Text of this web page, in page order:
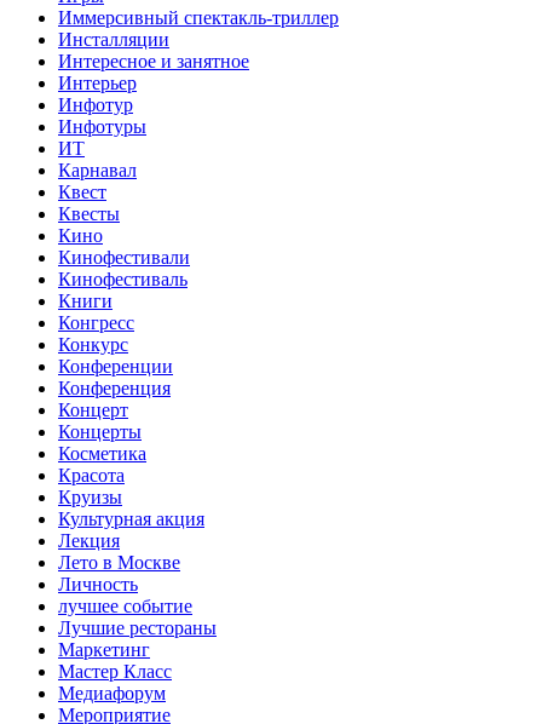
Иммерсивный спектакль-триллер
Инсталляции
Интересное и занятное
Интерьер
Инфотур
Инфотуры
ИТ
Карнавал
Квест
Квесты
Кино
Кинофестивали
Кинофестиваль
Книги
Конгресс
Конкурс
Конференции
Конференция
Концерт
Концерты
Косметика
Красота
Круизы
Культурная акция
Лекция
Лето в Москве
Личность
лучшее событие
Лучшие рестораны
Маркетинг
Мастер Класс
Медиафорум
Мероприятие